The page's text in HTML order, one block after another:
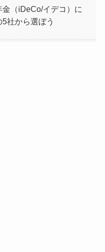
（iDeCo/イデコ）に
社から選ぼう